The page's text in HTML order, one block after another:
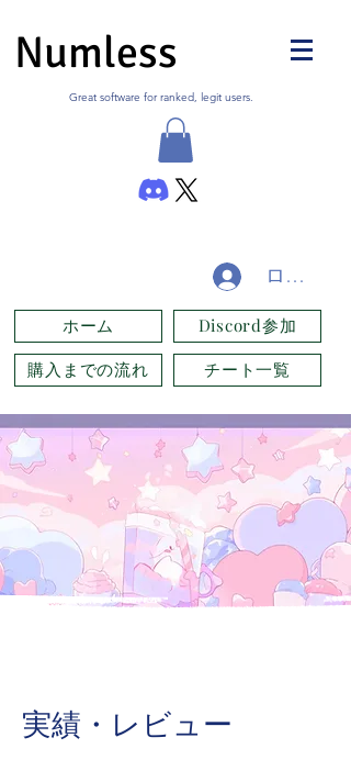
Numless
Great software for ranked, legit users.
ログイン
ホーム
Discord参加
購入までの流れ
チート一覧
​実績・レビュー